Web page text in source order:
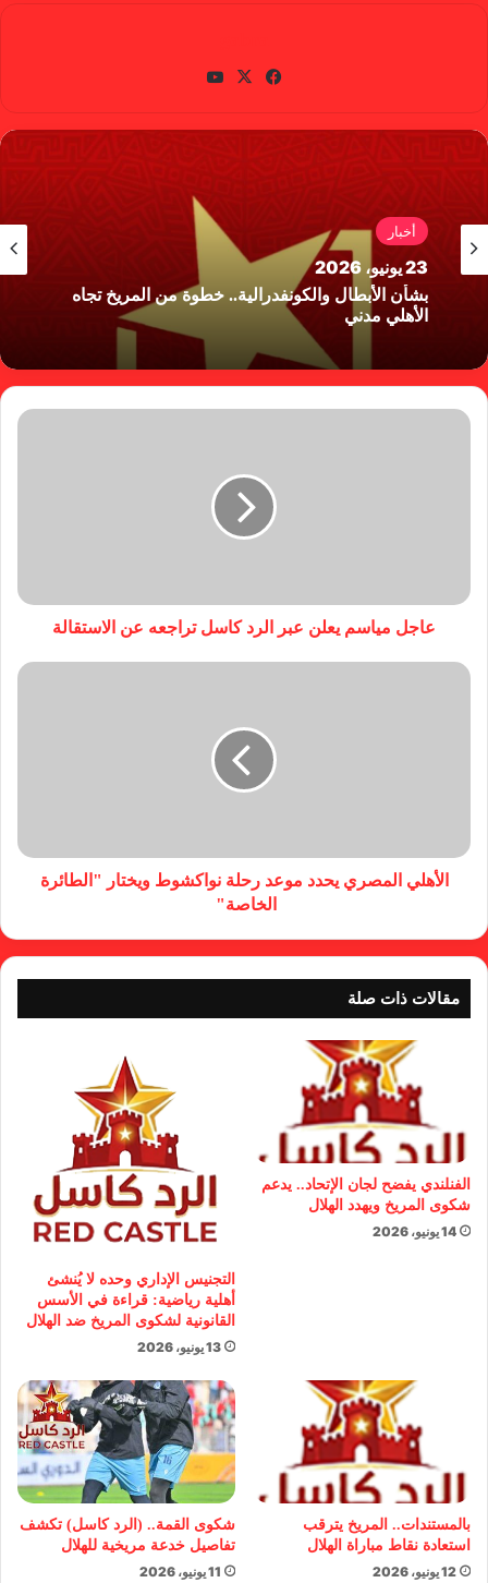
في
وك
X
أخبار
23 يونيو، 2026
بشأن الأبطال والكونفدرالية.. خطوة من المريخ تجاه
الأهلي مدني
عاجل مياسم يعلن عبر الرد كاسل تراجعه عن الاستقالة
الأهلي المصري يحدد موعد رحلة نواكشوط ويختار "الطائرة
الخاصة"
مقالات ذات صلة
الفنلندي يفضح لجان الإتحاد.. يدعم
شكوى المريخ ويهدد الهلال
14 يونيو، 2026
التجنيس الإداري وحده لا يُنشئ
أهلية رياضية: قراءة في الأسس
القانونية لشكوى المريخ ضد الهلال
13 يونيو، 2026
بالمستندات.. المريخ يترقب
استعادة نقاط مباراة الهلال
12 يونيو، 2026
شكوى القمة.. (الرد كاسل) تكشف
تفاصيل خدعة مريخية للهلال
11 يونيو، 2026